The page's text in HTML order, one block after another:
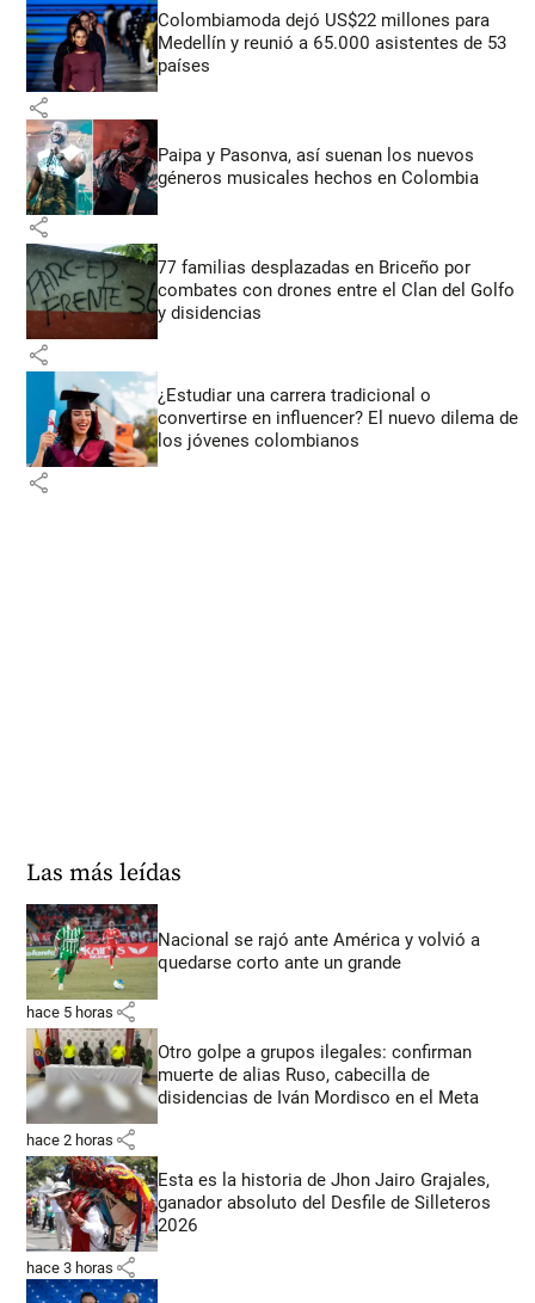
Colombiamoda dejó US$22 millones para
Medellín y reunió a 65.000 asistentes de 53
países
share
Paipa y Pasonva, así suenan los nuevos
géneros musicales hechos en Colombia
share
77 familias desplazadas en Briceño por
combates con drones entre el Clan del Golfo
y disidencias
share
¿Estudiar una carrera tradicional o
convertirse en influencer? El nuevo dilema de
los jóvenes colombianos
share
Las más leídas
Nacional se rajó ante América y volvió a
quedarse corto ante un grande
hace 5 horas share
Otro golpe a grupos ilegales: confirman
muerte de alias Ruso, cabecilla de
disidencias de Iván Mordisco en el Meta
hace 2 horas share
Esta es la historia de Jhon Jairo Grajales,
ganador absoluto del Desfile de Silleteros
2026
hace 3 horas share